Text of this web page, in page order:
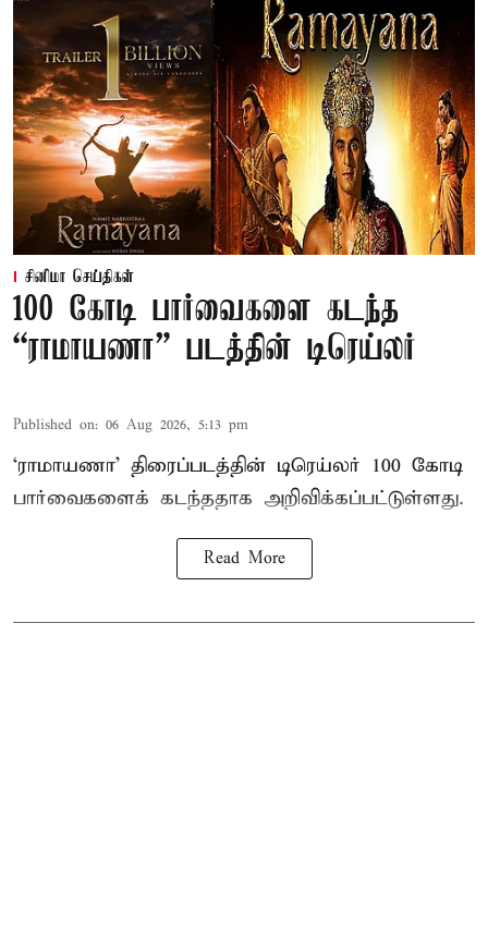
சினிமா செய்திகள்
100 கோடி பார்வைகளை கடந்த
“ராமாயணா” படத்தின் டிரெய்லர்
Published on: 06 Aug 2026, 5:13 pm
‘ராமாயணா’ திரைப்படத்தின் டிரெய்லர் 100 கோடி
பார்வைகளைக் கடந்ததாக அறிவிக்கப்பட்டுள்ளது.
Read More